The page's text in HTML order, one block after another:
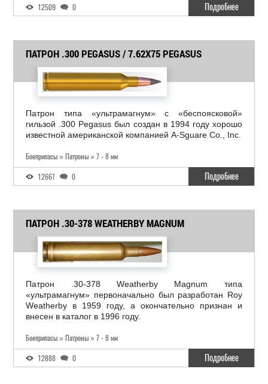
12509 0 Подробнее
ПАТРОН .300 PEGASUS / 7.62X75 PEGASUS
Патрон типа «ультрамагнум» с «беспоясковой»
гильзой .300 Pegasus был создан в 1994 году хорошо
известной американской компанией A-Sguare Co., Inc.
Боеприпасы » Патроны » 7 - 8 мм
12667 0 Подробнее
ПАТРОН .30-378 WEATHERBY MAGNUM
Патрон .30-378 Weatherby Magnum типа
«ультрамагнум» первоначально был разработан Roy
Weatherby в 1959 году, а окончательно признан и
внесен в каталог в 1996 году.
Боеприпасы » Патроны » 7 - 8 мм
12888 0 Подробнее